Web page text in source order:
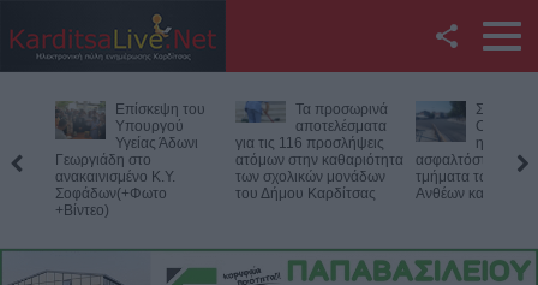
Twitter
YouTube
RSS
Επίσκεψη του
Υπουργού
Υγείας Άδωνι
Γεωργιάδη στο
ανακαινισμένο Κ.Y.
Σοφάδων(+Φωτο
+Βίντεο)
Τα προσωρινά
αποτελέσματα
για τις 116 προσλήψεις
ατόμων στην καθαριότητα
των σχολικών μονάδων
του Δήμου Καρδίτσας
Σοφάδες:
η
ασφαλτόστρωση
τμήματα των οδών
Ανθέων και